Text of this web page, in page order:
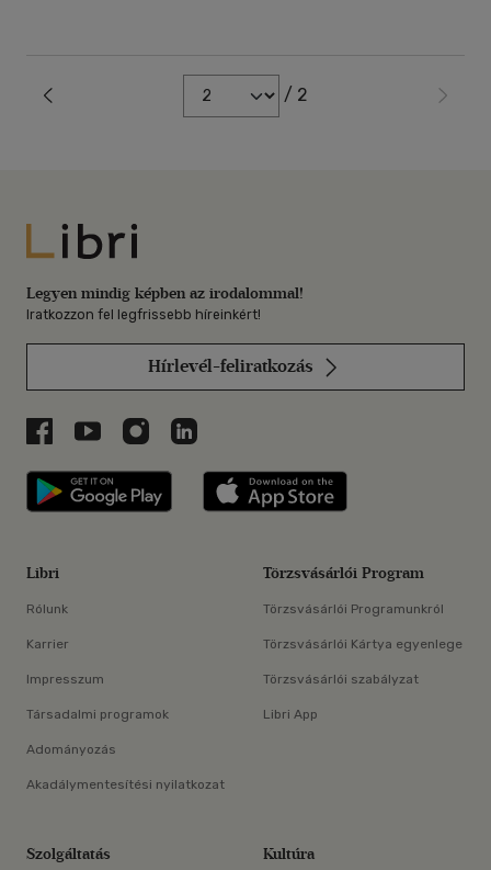
/ 2
Libri
Legyen mindig képben az irodalommal!
Iratkozzon fel legfrissebb híreinkért!
Hírlevél-feliratkozás
Libri a Facebookon
Libri a Youtube-on
Libri az Instagramon
Libri a LinkedInen
Libri applikáció Szerezd meg: Google
Libri
Rólunk
Karrier
Impresszum
Társadalmi programok
Adományozás
Akadálymentesítési nyilatkozat
Törzsvásárlói Program
Törzsvásárlói Programunkról
Törzsvásárlói Kártya egyenlege
Törzsvásárlói szabályzat
Libri App
Szolgáltatás Kultúra